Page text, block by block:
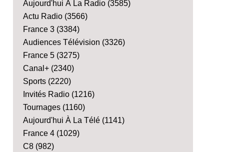
Aujourd'hui À La Radio (3585)
Actu Radio (3566)
France 3 (3384)
Audiences Télévision (3326)
France 5 (3275)
Canal+ (2340)
Sports (2220)
Invités Radio (1216)
Tournages (1160)
Aujourd'hui À La Télé (1141)
France 4 (1029)
C8 (982)